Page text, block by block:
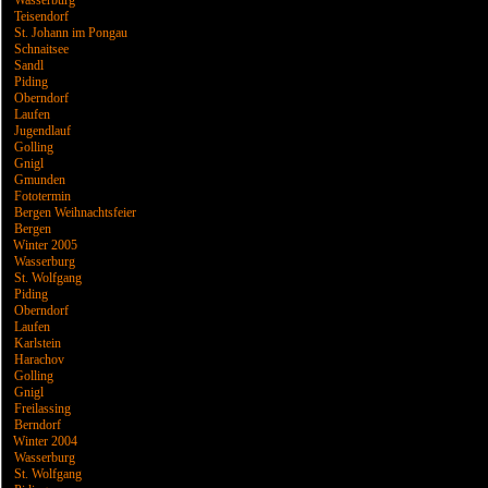
Teisendorf
St. Johann im Pongau
Schnaitsee
Sandl
Piding
Oberndorf
Laufen
Jugendlauf
Golling
Gnigl
Gmunden
Fototermin
Bergen Weihnachtsfeier
Bergen
Winter 2005
Wasserburg
St. Wolfgang
Piding
Oberndorf
Laufen
Karlstein
Harachov
Golling
Gnigl
Freilassing
Berndorf
Winter 2004
Wasserburg
St. Wolfgang